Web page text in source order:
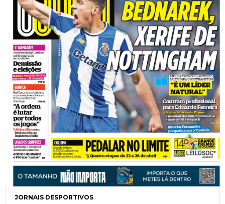
JORNAIS DESPORTIVOS